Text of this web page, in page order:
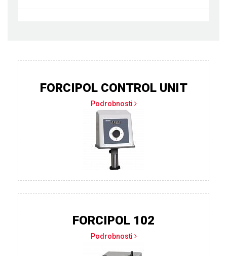
FORCIPOL CONTROL UNIT
Podrobnosti
FORCIPOL 102
Podrobnosti